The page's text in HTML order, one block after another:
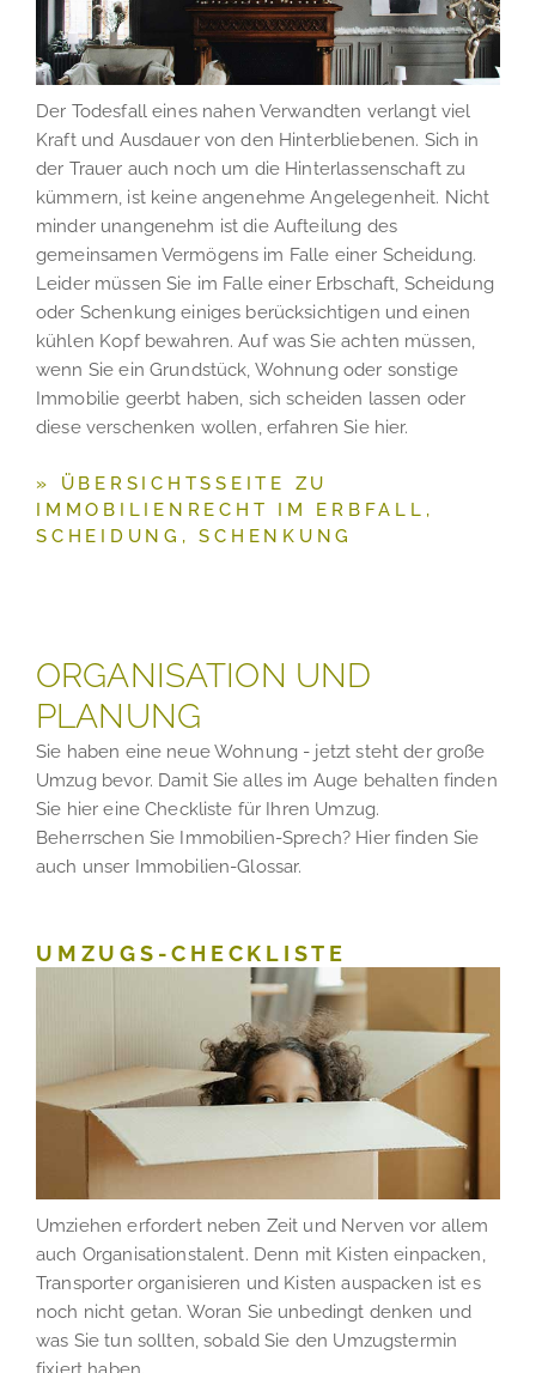
Der Todesfall eines nahen Verwandten verlangt viel
Kraft und Ausdauer von den Hinterbliebenen. Sich in
der Trauer auch noch um die Hinterlassenschaft zu
kümmern, ist keine angenehme Angelegenheit. Nicht
minder unangenehm ist die Aufteilung des
gemeinsamen Vermögens im Falle einer Scheidung.
Leider müssen Sie im Falle einer Erbschaft, Scheidung
oder Schenkung einiges berücksichtigen und einen
kühlen Kopf bewahren. Auf was Sie achten müssen,
wenn Sie ein Grundstück, Wohnung oder sonstige
Immobilie geerbt haben, sich scheiden lassen oder
diese verschenken wollen, erfahren Sie hier.
» ÜBERSICHTSSEITE ZU
IMMOBILIENRECHT IM ERBFALL,
SCHEIDUNG, SCHENKUNG
ORGANISATION UND
PLANUNG
Sie haben eine neue Wohnung - jetzt steht der große
Umzug bevor. Damit Sie alles im Auge behalten finden
Sie hier eine Checkliste für Ihren Umzug.
Beherrschen Sie Immobilien-Sprech? Hier finden Sie
auch unser Immobilien-Glossar.
UMZUGS-CHECKLISTE
Umziehen erfordert neben Zeit und Nerven vor allem
auch Organisationstalent. Denn mit Kisten einpacken,
Transporter organisieren und Kisten auspacken ist es
noch nicht getan. Woran Sie unbedingt denken und
was Sie tun sollten, sobald Sie den Umzugstermin